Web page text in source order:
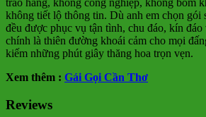
không tiết lộ thông tin. Dù anh em chọn gói
đều được phục vụ tận tình, chu đáo, kín
chính là thiên đường khoái cảm cho mọi
kiếm những phút giây thăng hoa trọn vẹn.
Xem thêm : Gái Gọi Cần Thơ
Reviews